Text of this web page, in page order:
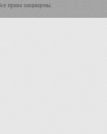
права защищены.